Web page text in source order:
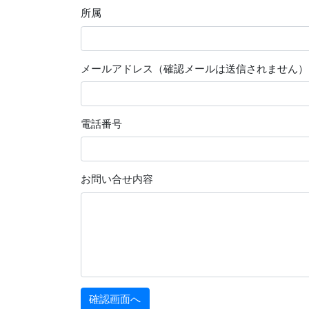
所属
メールアドレス（確認メールは送信されません）
電話番号
お問い合せ内容